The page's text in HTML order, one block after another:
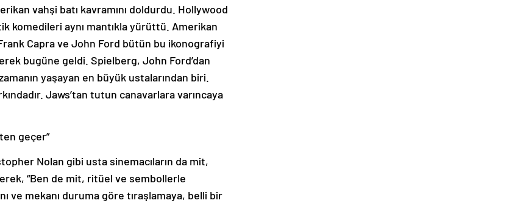
vahşi batı kavramını doldurdu. Hollywood
komedileri aynı mantıkla yürüttü. Amerikan
Capra ve John Ford bütün bu ikonografiyi
bugüne geldi. Spielberg, John Ford’dan
yaşayan en büyük ustalarından biri.
Jaws’tan tutun canavarlara varıncaya
geçer”
Nolan gibi usta sinemacıların da mit,
“Ben de mit, ritüel ve sembollerle
ve mekanı duruma göre tıraşlamaya, belli bir